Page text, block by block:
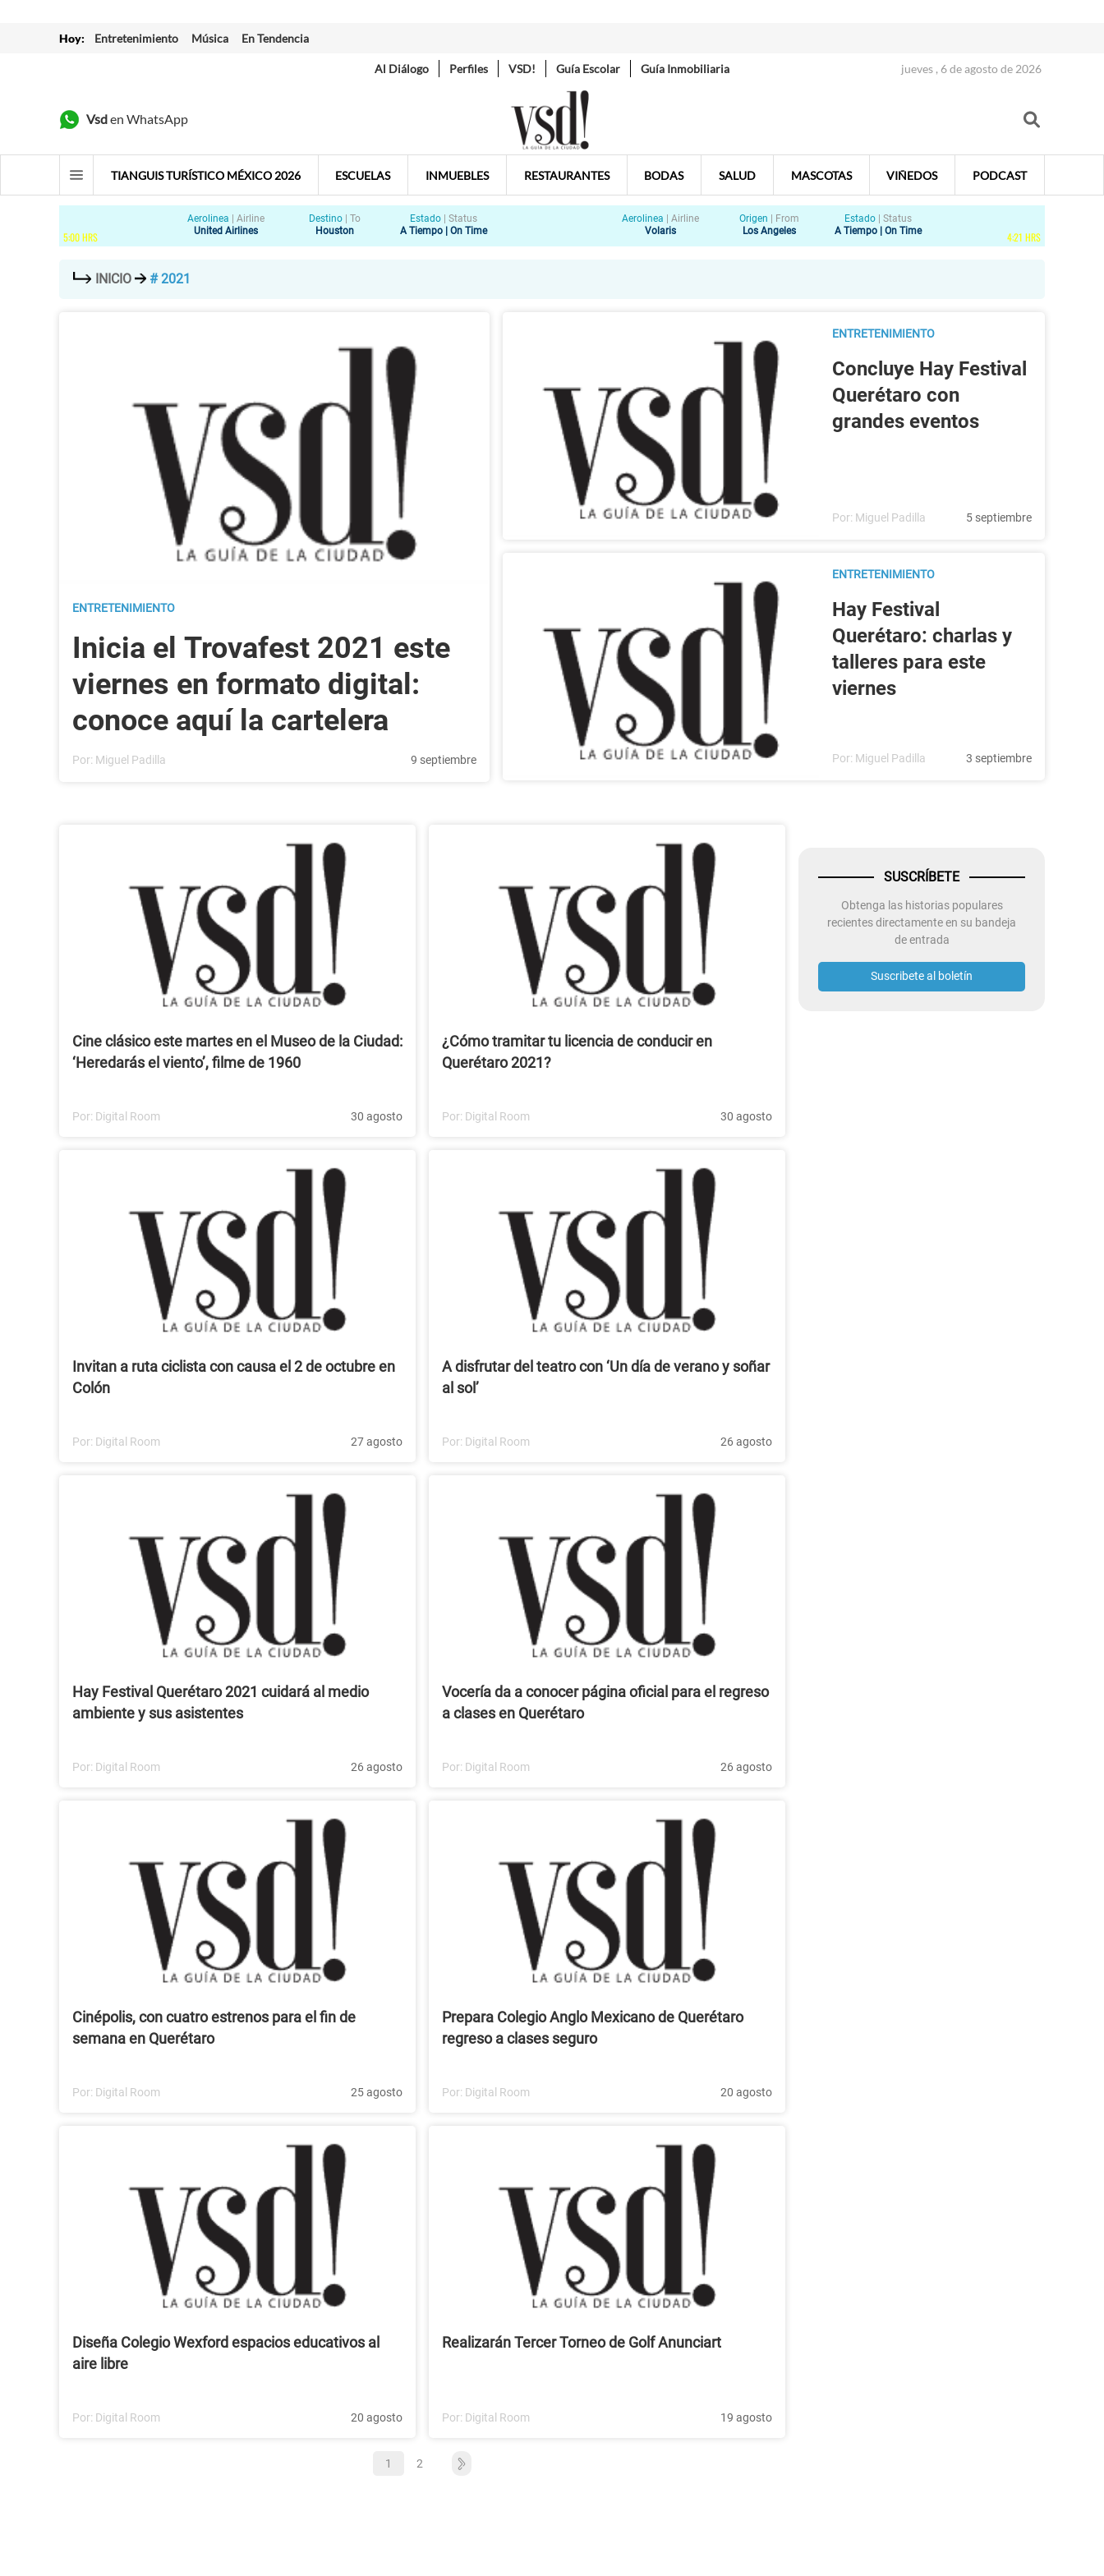
Hoy: Entretenimiento Música En Tendencia
Al Diálogo Perfiles VSD! Guía Escolar Guía Inmobiliaria jueves , 6 de agosto de 2026
Vsden WhatsApp
TIANGUIS TURÍSTICO MÉXICO 2026 ESCUELAS INMUEBLES RESTAURANTES BODAS SALUD MASCOTAS VIÑEDOS PODCAST
5:00HRS
Aerolinea
Airline
United Airlines
Destino
To
Houston
Estado
Status
A Tiempo | On Time
Aerolinea
Airline
Volaris
Origen
From
Los Angeles
Estado
Status
A Tiempo | On Time
4:21 HRS
INICIO # 2021
ENTRETENIMIENTO
Inicia el Trovafest 2021 este
viernes en formato digital:
conoce aquí la cartelera
Por: Miguel Padilla 9 septiembre
ENTRETENIMIENTO
Concluye Hay Festival
Querétaro con
grandes eventos
Por: Miguel Padilla 5 septiembre
ENTRETENIMIENTO
Hay Festival
Querétaro: charlas y
talleres para este
viernes
Por: Miguel Padilla 3 septiembre
Cine clásico este martes en el Museo de la Ciudad:
‘Heredarás el viento’, filme de 1960
Por: Digital Room 30 agosto
¿Cómo tramitar tu licencia de conducir en
Querétaro 2021?
Por: Digital Room 30 agosto
Invitan a ruta ciclista con causa el 2 de octubre en
Colón
Por: Digital Room 27 agosto
A disfrutar del teatro con ‘Un día de verano y soñar
al sol’
Por: Digital Room 26 agosto
Hay Festival Querétaro 2021 cuidará al medio
ambiente y sus asistentes
Por: Digital Room 26 agosto
Vocería da a conocer página oficial para el regreso
a clases en Querétaro
Por: Digital Room 26 agosto
Cinépolis, con cuatro estrenos para el fin de
semana en Querétaro
Por: Digital Room 25 agosto
Prepara Colegio Anglo Mexicano de Querétaro
regreso a clases seguro
Por: Digital Room 20 agosto
Diseña Colegio Wexford espacios educativos al
aire libre
Por: Digital Room 20 agosto
Realizarán Tercer Torneo de Golf Anunciart
Por: Digital Room 19 agosto
1 2
SUSCRÍBETE
Obtenga las historias populares
recientes directamente en su bandeja
de entrada
Suscribete al boletín